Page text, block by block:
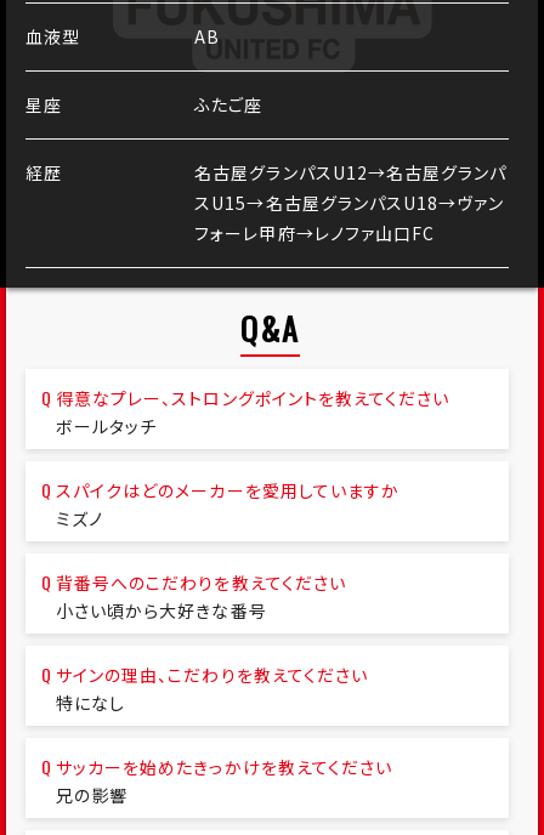
血液型 AB
星座 ふたご座
経歴
名古屋グランパスU12→名古屋グランパ
スU15→名古屋グランパスU18→ヴァン
フォーレ甲府→レノファ山口FC
Q&A
得意なプレー、ストロングポイントを教えてください
ボールタッチ
スパイクはどのメーカーを愛用していますか
ミズノ
背番号へのこだわりを教えてください
小さい頃から大好きな番号
サインの理由、こだわりを教えてください
特になし
サッカーを始めたきっかけを教えてください
兄の影響